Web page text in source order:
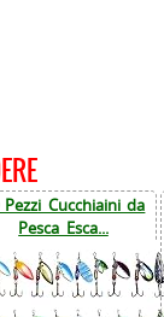
Pezzi Cucchiaini da
Pesca Esca...